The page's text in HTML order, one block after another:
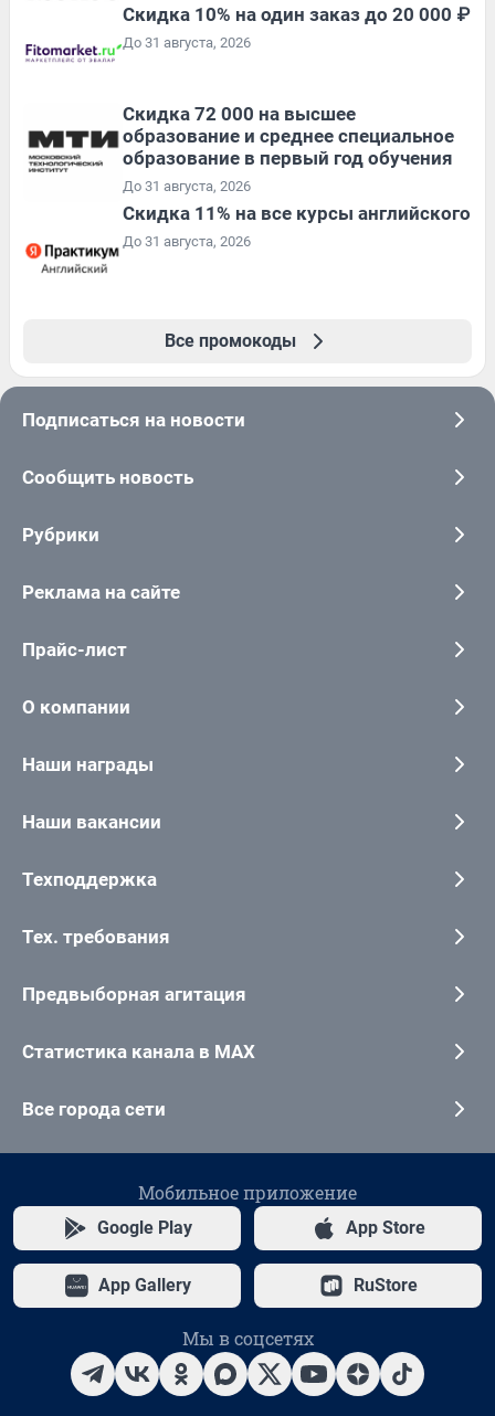
Скидка 10% на один заказ до 20 000 ₽
До 31 августа, 2026
Скидка 72 000 на высшее
образование и среднее специальное
образование в первый год обучения
До 31 августа, 2026
Скидка 11% на все курсы английского
До 31 августа, 2026
Все промокоды
Подписаться на новости
Сообщить новость
Рубрики
Реклама на сайте
Прайс-лист
О компании
Наши награды
Наши вакансии
Техподдержка
Тех. требования
Предвыборная агитация
Статистика канала в MAX
Все города сети
Мобильное приложение
Google Play App Store
App Gallery RuStore
Мы в соцсетях